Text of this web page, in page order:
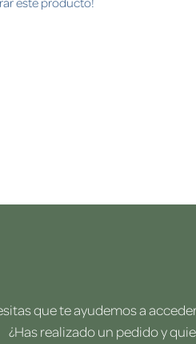
que te ayudemos a
¿Has realizado un pedido y